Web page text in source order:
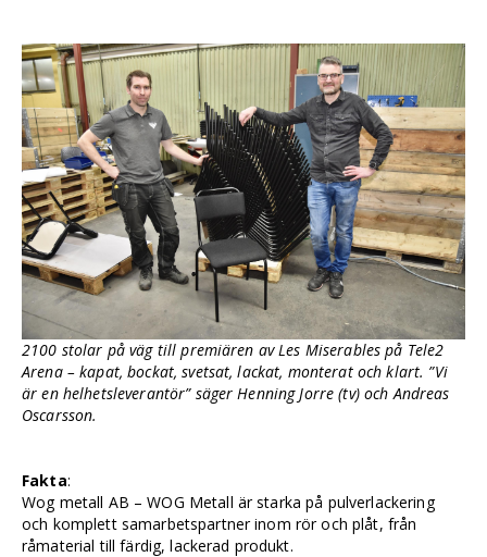
2100 stolar på väg till premiären av Les Miserables på Tele2
Arena – kapat, bockat, svetsat, lackat, monterat och klart. ”Vi
är en helhetsleverantör” säger Henning Jorre (tv) och Andreas
Oscarsson.
Fakta:
Wog metall AB – WOG Metall är starka på pulverlackering
och komplett samarbetspartner inom rör och plåt, från
råmaterial till färdig, lackerad produkt.